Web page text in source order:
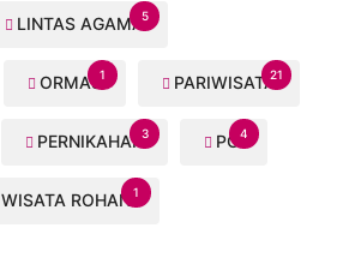
LINTAS AGAMA5
ORMAS1 PARIWISATA21
PERNIKAHAN3 PGI4
WISATA ROHANI1